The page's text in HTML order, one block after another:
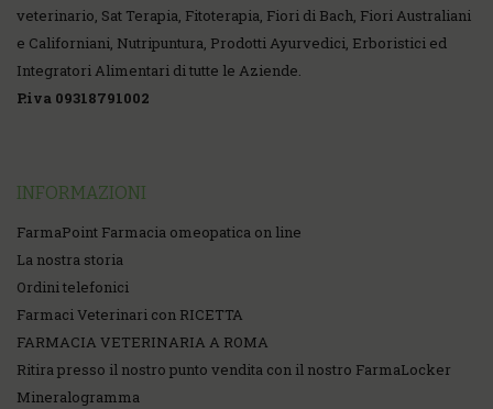
veterinario, Sat Terapia, Fitoterapia, Fiori di Bach, Fiori Australiani
e Californiani, Nutripuntura, Prodotti Ayurvedici, Erboristici ed
Integratori Alimentari di tutte le Aziende.
P.iva 09318791002
INFORMAZIONI
FarmaPoint Farmacia omeopatica on line
La nostra storia
Ordini telefonici
Farmaci Veterinari con RICETTA
FARMACIA VETERINARIA A ROMA
Ritira presso il nostro punto vendita con il nostro FarmaLocker
Mineralogramma